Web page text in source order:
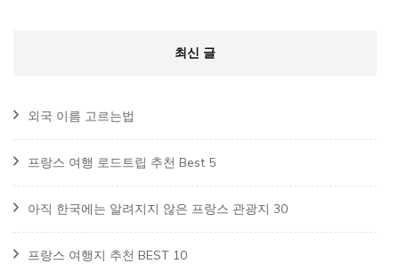
최신 글
외국 이름 고르는법
프랑스 여행 로드트립 추천 Best 5
아직 한국에는 알려지지 않은 프랑스 관광지 30
프랑스 여행지 추천 BEST 10